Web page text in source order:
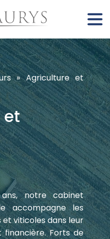
»Agriculture et
et
notre cabinet
accompagne les
viticoles dans leur
Forts de